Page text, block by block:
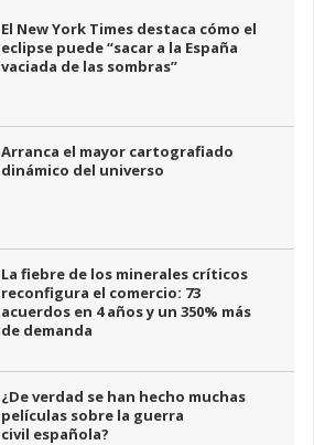
El New York Times destaca cómo el
eclipse puede “sacar a la España
vaciada de las sombras”
Arranca el mayor cartografiado
dinámico del universo
La fiebre de los minerales críticos
reconfigura el comercio: 73
acuerdos en 4 años y un 350% más
de demanda
¿De verdad se han hecho muchas
películas sobre la guerra
civil española?